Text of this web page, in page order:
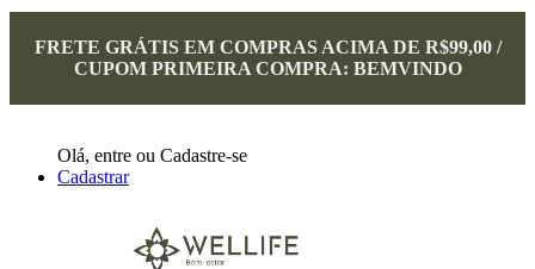
FRETE GRÁTIS EM COMPRAS ACIMA DE R$99,00 /
CUPOM PRIMEIRA COMPRA: BEMVINDO
Olá, entre ou Cadastre-se
Cadastrar